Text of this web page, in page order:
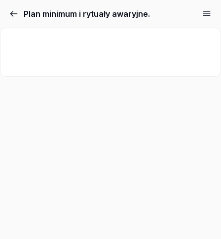
Plan minimum i rytuały awaryjne.